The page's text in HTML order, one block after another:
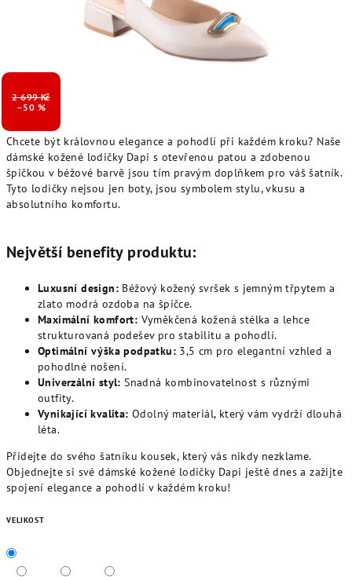
Chcete být královnou elegance a pohodlí při každém kroku? Naše
dámské kožené lodičky Dapi s otevřenou patou a zdobenou
špičkou v béžové barvě jsou tím pravým doplňkem pro váš šatník.
Tyto lodičky nejsou jen boty, jsou symbolem stylu, vkusu a
absolutního komfortu.
Největší benefity produktu:
Luxusní design: Béžový kožený svršek s jemným třpytem a
zlato modrá ozdoba na špičce.
Maximální komfort: Vyměkčená kožená stélka a lehce
strukturovaná podešev pro stabilitu a pohodlí.
Optimální výška podpatku: 3,5 cm pro elegantní vzhled a
pohodlné nošení.
Univerzální styl: Snadná kombinovatelnost s různými
outfity.
Vynikající kvalita: Odolný materiál, který vám vydrží dlouhá
léta.
Přidejte do svého šatníku kousek, který vás nikdy nezklame.
Objednejte si své dámské kožené lodičky Dapi ještě dnes a zažijte
spojení elegance a pohodlí v každém kroku!
VELIKOST
2 699 Kč
–50 %